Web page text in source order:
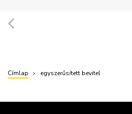
Morzsa
Címlap egyszerűsített bevitel